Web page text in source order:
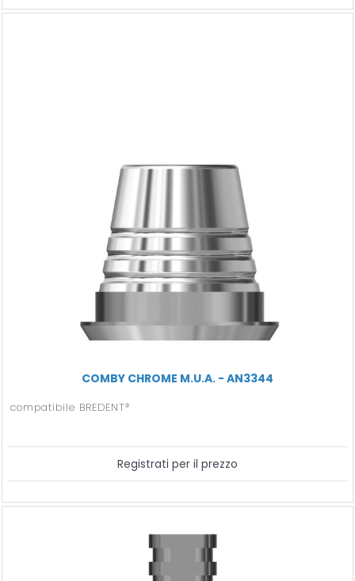
COMBY CHROME M.U.A. - AN3344
compatibile BREDENT®
Registrati per il prezzo